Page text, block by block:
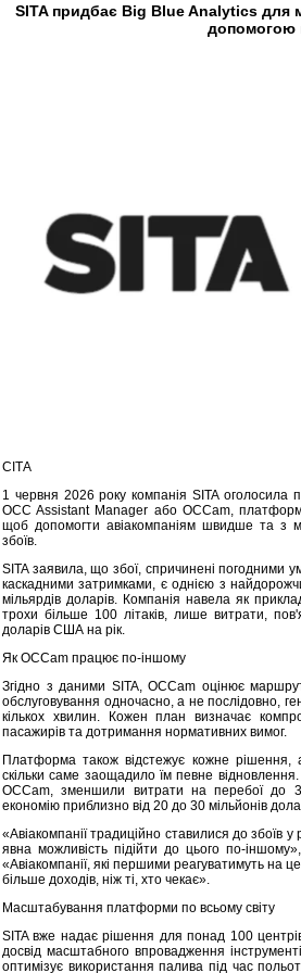
SITA придбає Big Blue Analytics для
допомогою
СІТА
1 червня 2026 року компанія SITA оголосила
OCC Assistant Manager або OCCam,
щоб допомогти авіакомпаніям швидше та з
збоїв.
SITA заявила, що збої, спричинені погодними
каскадними затримками, є однією з
мільярдів доларів. Компанія навела як
трохи більше 100 літаків, лише витрати,
доларів США на рік.
Як OCCam працює по-іншому
Згідно з даними SITA, OCCam оцінює
обслуговування одночасно, а не послідовно,
кількох хвилин. Кожен план визначає
пасажирів та дотримання нормативних вимог.
Платформа також відстежує кожне рішення,
скільки саме заощадило їм певне
OCCam, зменшили витрати на перебої до
економію приблизно від 20 до 30 мільйонів
«Авіакомпанії традиційно ставилися до збоїв
явна можливість підійти до цього по-
«Авіакомпанії, які першими реагуватимуть на
більше доходів, ніж ті, хто чекає».
Масштабування платформи по всьому світу
SITA вже надає рішення для понад 100
досвід масштабного впровадження
оптимізує використання палива під час